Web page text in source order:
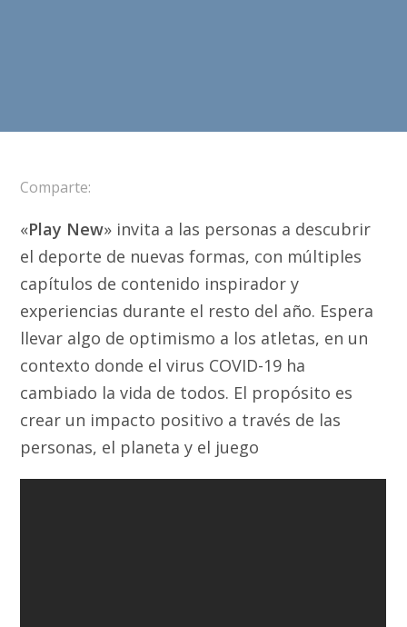
Comparte:
«Play New» invita a las personas a descubrir
el deporte de nuevas formas, con múltiples
capítulos de contenido inspirador y
experiencias durante el resto del año. Espera
llevar algo de optimismo a los atletas, en un
contexto donde el virus COVID-19 ha
cambiado la vida de todos. El propósito es
crear un impacto positivo a través de las
personas, el planeta y el juego